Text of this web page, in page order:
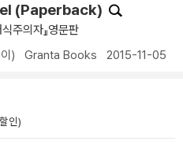
(Paperback)
주의자』영문판
이) Granta Books 2015-11-05
인)